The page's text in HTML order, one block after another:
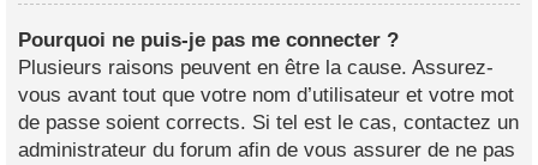
Pourquoi ne puis-je pas me connecter ?
Plusieurs raisons peuvent en être la cause. Assurez-
vous avant tout que votre nom d’utilisateur et votre mot
de passe soient corrects. Si tel est le cas, contactez un
administrateur du forum afin de vous assurer de ne pas